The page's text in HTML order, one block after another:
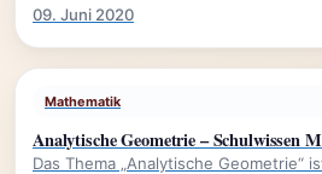
09. Juni 2020
Mathematik
Analytische Geometrie – Schulwissen
Das Thema „Analytische Geometrie“